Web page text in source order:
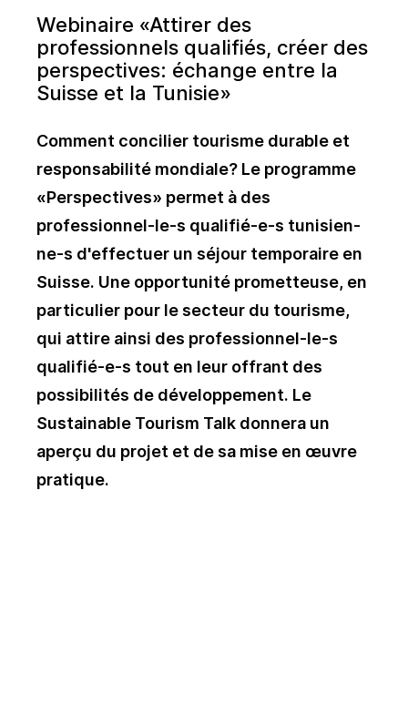
Webinaire «Attirer des
professionnels qualifiés, créer des
perspectives: échange entre la
Suisse et la Tunisie»
Comment concilier tourisme durable et
responsabilité mondiale? Le programme
«Perspectives» permet à des
professionnel-le-s qualifié-e-s tunisien-
ne-s d'effectuer un séjour temporaire en
Suisse. Une opportunité prometteuse, en
particulier pour le secteur du tourisme,
qui attire ainsi des professionnel-le-s
qualifié-e-s tout en leur offrant des
possibilités de développement. Le
Sustainable Tourism Talk donnera un
aperçu du projet et de sa mise en œuvre
pratique.